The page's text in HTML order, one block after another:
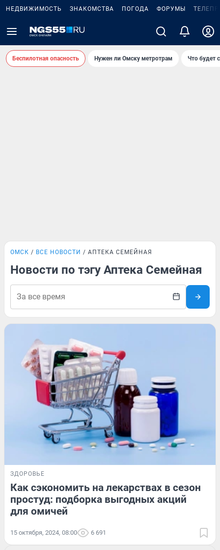
НЕДВИЖИМОСТЬ ЗНАКОМСТВА ПОГОДА ФОРУМЫ
Беспилотная опасность Нужен ли Омску метротрам Что будет
ОМСК ВСЕ НОВОСТИ АПТЕКА СЕМЕЙНАЯ
Новости по тэгу Аптека Семейная
ЗДОРОВЬЕ
Как сэкономить на лекарствах в сезон
простуд: подборка выгодных акций
для омичей
15 октября, 2024, 08:00 6 691